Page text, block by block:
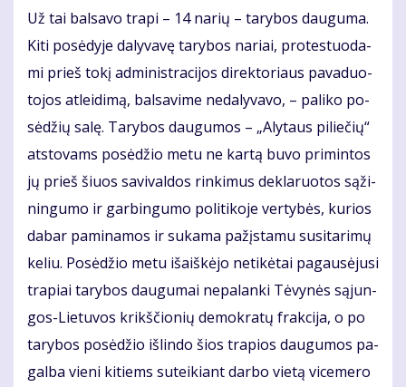
Už tai bal­sa­vo tra­pi – 14 na­rių – ta­ry­bos dau­gu­ma.
Ki­ti po­sė­dy­je da­ly­va­vę ta­ry­bos na­riai, pro­tes­tuo­da­
mi prieš to­kį ad­mi­nist­ra­ci­jos di­rek­to­riaus pa­va­duo­
to­jos at­lei­di­mą, bal­sa­vi­me ne­da­ly­va­vo, – pa­li­ko po­
sė­džių sa­lę. Ta­ry­bos dau­gu­mos – „Aly­taus pi­lie­čių“
at­sto­vams po­sė­džio me­tu ne kar­tą bu­vo pri­min­tos
jų prieš šiuos sa­vi­val­dos rin­ki­mus de­kla­ruo­tos są­ži­
nin­gu­mo ir gar­bin­gu­mo po­li­ti­ko­je ver­ty­bės, ku­rios
da­bar pa­mi­na­mos ir su­ka­ma pa­žįs­ta­mu su­si­ta­ri­mų
ke­liu. Po­sė­džio me­tu iš­aiš­kė­jo ne­ti­kė­tai pa­gau­sė­ju­si
tra­piai ta­ry­bos dau­gu­mai ne­pa­lan­ki Tė­vy­nės są­jun­
gos-Lie­tu­vos krikš­čio­nių de­mok­ra­tų frak­ci­ja, o po
ta­ry­bos po­sė­džio iš­lin­do šios tra­pios dau­gu­mos pa­
gal­ba vie­ni ki­tiems su­tei­kiant dar­bo vie­tą vi­ce­me­ro